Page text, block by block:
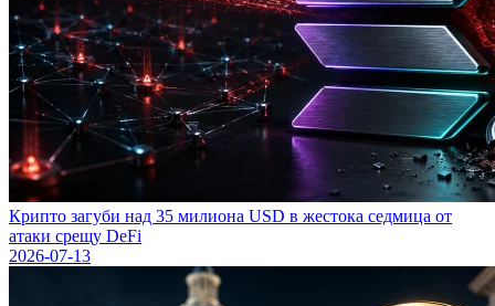
Крипто загуби над 35 милиона USD в жестока седмица от
атаки срещу DeFi
2026-07-13